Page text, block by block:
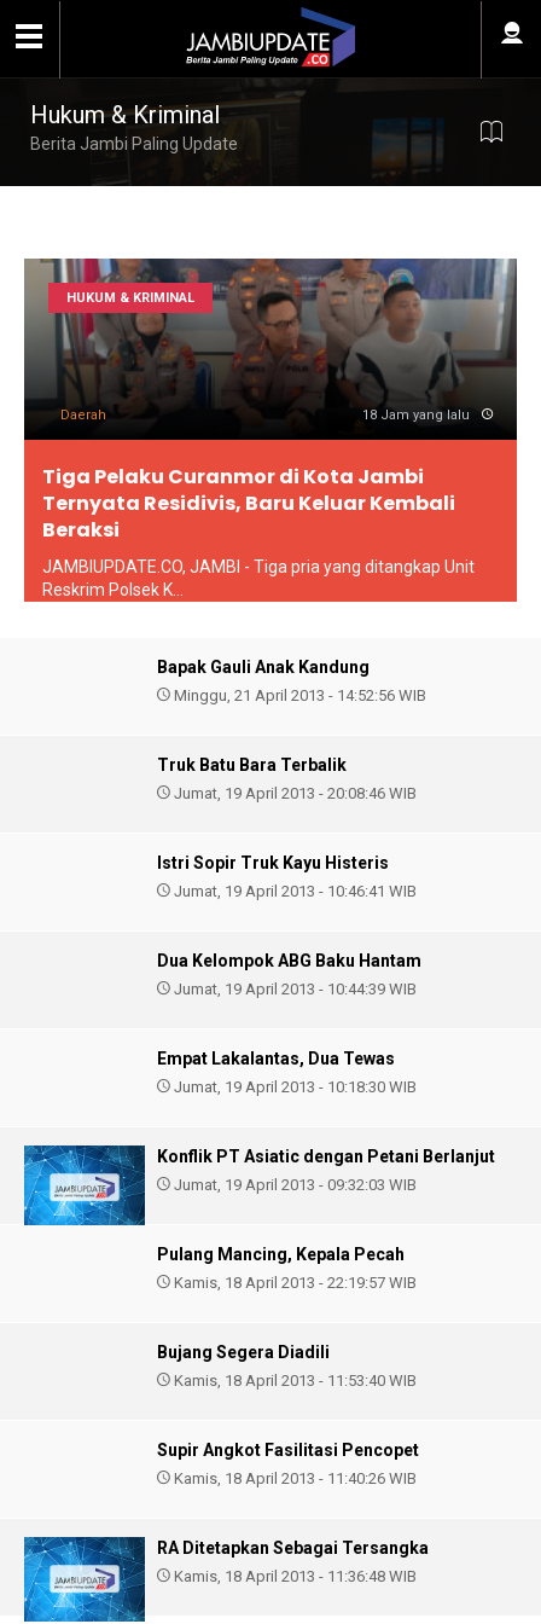
Hukum & Kriminal
Berita Jambi Paling Update
HUKUM & KRIMINAL
Daerah 18 Jam yang lalu
Tiga Pelaku Curanmor di Kota Jambi
Ternyata Residivis, Baru Keluar Kembali
Beraksi
JAMBIUPDATE.CO, JAMBI - Tiga pria yang ditangkap Unit
Reskrim Polsek K...
Bapak Gauli Anak Kandung
Minggu, 21 April 2013 - 14:52:56 WIB
Truk Batu Bara Terbalik
Jumat, 19 April 2013 - 20:08:46 WIB
Istri Sopir Truk Kayu Histeris
Jumat, 19 April 2013 - 10:46:41 WIB
Dua Kelompok ABG Baku Hantam
Jumat, 19 April 2013 - 10:44:39 WIB
Empat Lakalantas, Dua Tewas
Jumat, 19 April 2013 - 10:18:30 WIB
Konflik PT Asiatic dengan Petani Berlanjut
Jumat, 19 April 2013 - 09:32:03 WIB
Pulang Mancing, Kepala Pecah
Kamis, 18 April 2013 - 22:19:57 WIB
Bujang Segera Diadili
Kamis, 18 April 2013 - 11:53:40 WIB
Supir Angkot Fasilitasi Pencopet
Kamis, 18 April 2013 - 11:40:26 WIB
RA Ditetapkan Sebagai Tersangka
Kamis, 18 April 2013 - 11:36:48 WIB